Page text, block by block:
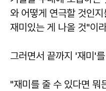
와 어떻게 연극할 것인
재미있는 게 나올 것"이
그러면서 끝까지 '재미'
"재미를 줄 수 있다면 뭐